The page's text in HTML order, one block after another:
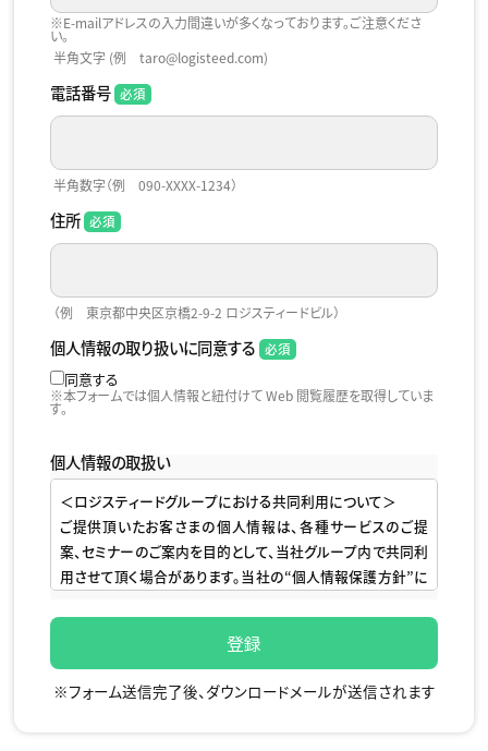
個人情報の取扱い
＜ロジスティードグループにおける共同利用について＞
ご提供頂いたお客さまの個人情報は、各種サービスのご提
案、セミナーのご案内を目的として、当社グループ内で共同利
用させて頂く場合があります。当社の“個人情報保護方針”に
■お問い合わせに対するご回答、製品・サービスのご紹介、関
他関連する事業活動の目的でのみ利用させて頂きます。
個人情報の取り扱いに同意する
同意する
※本フォームでは個人情報と紐付けて Web 閲覧履歴を取得していま
す。
半角文字 (例 taro@logisteed.com)
※E-mailアドレスの入力間違いが多くなっております。ご注意くださ
い。
電話番号
半角数字（例 090-XXXX-1234）
住所
（例 東京都中央区京橋2-9-2 ロジスティードビル）
※フォーム送信完了後、ダウンロードメールが送信されます